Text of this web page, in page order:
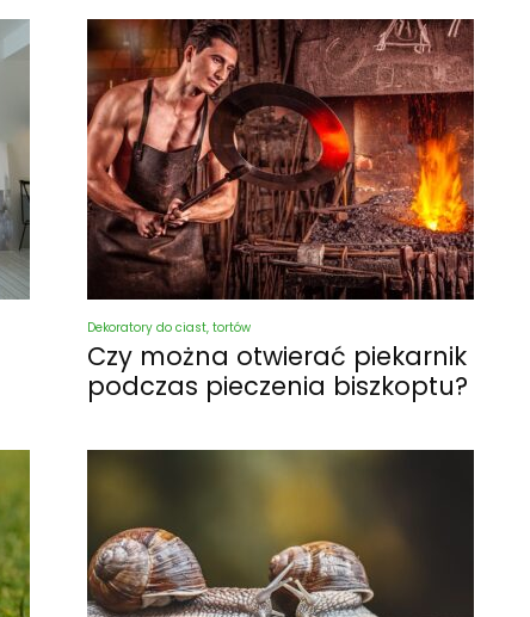
Dekoratory do ciast, tortów
Czy można otwierać piekarnik
podczas pieczenia biszkoptu?